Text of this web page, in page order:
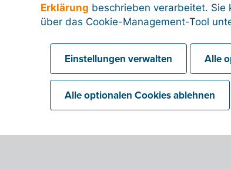
Erklärung beschrieben verarbeitet. Sie
über das Cookie-Management-Tool
Einstellungen verwalten Alle
Alle optionalen Cookies ablehnen